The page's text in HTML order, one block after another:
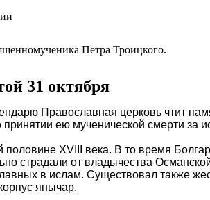
Петра Троицкого.
31 октября
Православная церковь чтит
принятии ею мученической смерти за
XVIII века. В то время
страдали от владычества
в ислам. Существовал также
янычар.